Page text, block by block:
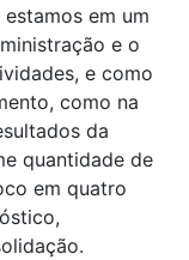
em um
e o
e como
como na
da
quantidade de
em quatro